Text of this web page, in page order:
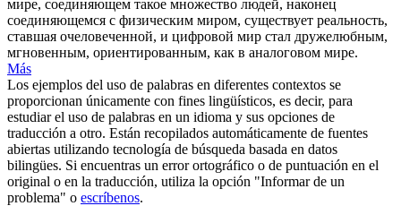
мире, соединяющем такое множество людей, наконец
соединяющемся с физическим миром, существует реальность,
ставшая очеловеченной, и цифровой мир стал дружелюбным,
мгновенным, ориентированным, как в аналоговом мире.
Más
Los ejemplos del uso de palabras en diferentes contextos se
proporcionan únicamente con fines lingüísticos, es decir, para
estudiar el uso de palabras en un idioma y sus opciones de
traducción a otro. Están recopilados automáticamente de fuentes
abiertas utilizando tecnología de búsqueda basada en datos
bilingües. Si encuentras un error ortográfico o de puntuación en el
original o en la traducción, utiliza la opción "Informar de un
problema" o escríbenos.